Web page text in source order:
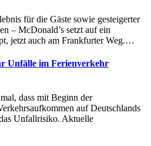
für die Gäste sowie gesteigerter
– McDonald’s setzt auf ein
jetzt auch am Frankfurter Weg.…
Unfälle im Ferienverkehr
dass mit Beginn der
auf Deutschlands
Unfallrisiko. Aktuelle